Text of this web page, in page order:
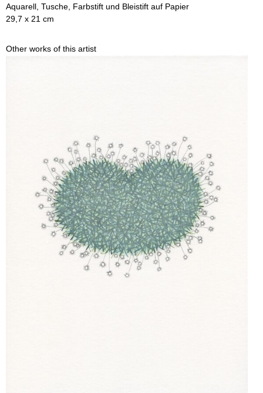
Aquarell, Tusche, Farbstift und Bleistift auf Papier
29,7 x 21 cm
Other works of this artist